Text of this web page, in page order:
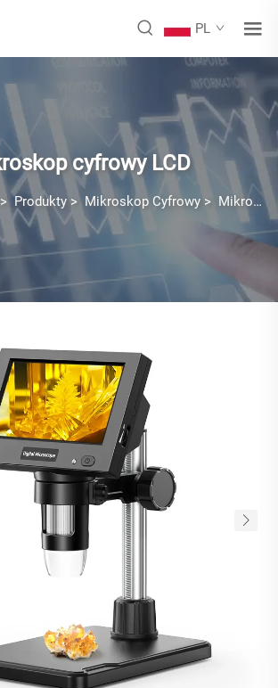
PL
cyfrowy LCD
>Produkty > Mikroskop Cyfrowy > Mikroskop cyfrowy LCD